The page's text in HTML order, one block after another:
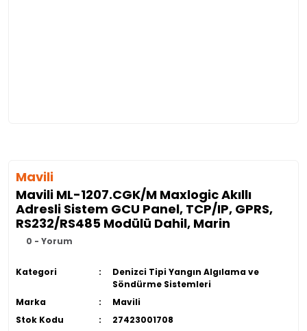
Mavili
Mavili ML-1207.CGK/M Maxlogic Akıllı
Adresli Sistem GCU Panel, TCP/IP, GPRS,
RS232/RS485 Modülü Dahil, Marin
0 - Yorum
Kategori
Denizci Tipi Yangın Algılama ve
Söndürme Sistemleri
Marka
Mavili
Stok Kodu
27423001708